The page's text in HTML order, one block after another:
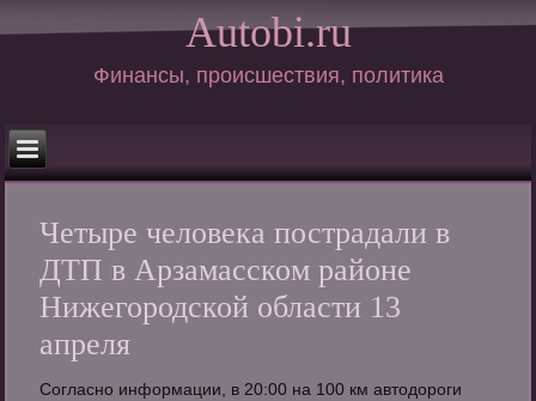
Autobi.ru
Финансы, происшествия, политика
Четыре человека пострадали в
ДТП в Арзамасском районе
Нижегородской области 13
апреля
Согласно информации, в 20:00 на 100 км автодороги